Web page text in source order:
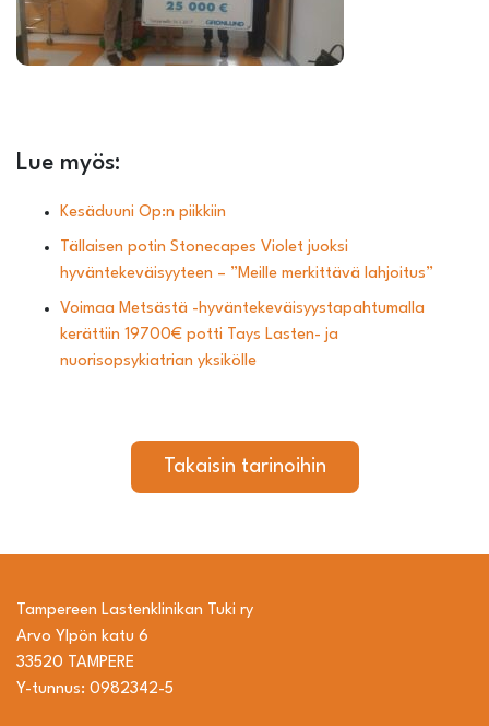
Lue myös:
Kesäduuni Op:n piikkiin
Tällaisen potin Stonecapes Violet juoksi
hyväntekeväisyyteen – ”Meille merkittävä lahjoitus”
Voimaa Metsästä -hyväntekeväisyystapahtumalla
kerättiin 19700€ potti Tays Lasten- ja
nuorisopsykiatrian yksikölle
Takaisin tarinoihin
Tampereen Lastenklinikan Tuki ry
Arvo Ylpön katu 6
33520 TAMPERE
Y-tunnus: 0982342-5